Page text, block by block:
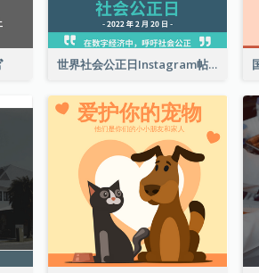
世界社会公正日Instagram帖子